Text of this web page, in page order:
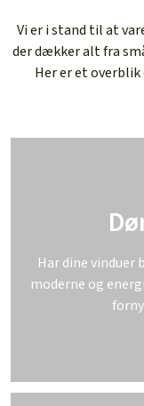
Vi er i stand til at
der dækker alt fra
Her er et overblik
Har dine
moderne og